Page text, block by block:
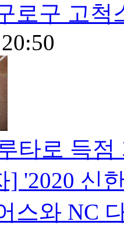
로구 고척
타로 득
] '2020 신
스와 NC